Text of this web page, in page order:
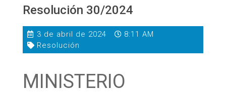
Resolución 30/2024
3 de abril de 2024
8:11 AM
Resolución
MINISTERIO